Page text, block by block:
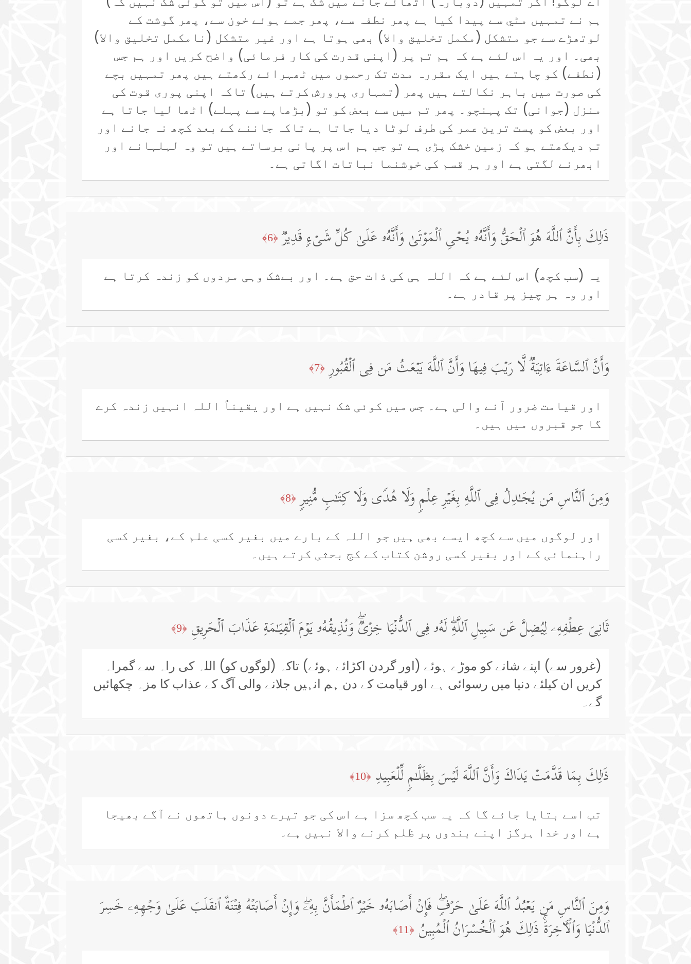
ہم نے تمہیں مٹي سے پیدا کیا ہے پھر نطفہ سے، پھر جمے ہوئے خون سے، پھر گوشت کے
لوتھڑے سے جو متشکل (مکمل تخلیق والا) بھی ہوتا ہے اور غیر متشکل (نامکمل تخلیق والا)
بھی۔ اور یہ اس لئے ہے کہ ہم تم پر (اپنی قدرت کی کار فرمائی) واضح کریں اور ہم جس
(نطفے) کو چاہتے ہیں ایک مقررہ مدت تک رحموں میں ٹھہرائے رکھتے ہیں پھر تمہیں بچے
کی صورت میں باہر نکالتے ہیں پھر (تمہاری پرورش کرتے ہیں) تاکہ اپنی پوری قوت کی
منزل (جوانی) تک پہنچو۔ پھر تم میں سے بعض کو تو (بڑھاپے سے پہلے) اٹھا لیا جاتا ہے
اور بعض کو پست ترین عمر کی طرف لوٹا دیا جاتا ہے تاکہ جاننے کے بعد کچھ نہ جانے اور
تم دیکھتے ہو کہ زمین خشک پڑی ہے تو جب ہم اس پر پانی برساتے ہیں تو وہ لہلہانے اور
ابھرنے لگتی ہے اور ہر قسم کی خوشنما نباتات اگاتی ہے۔
ذَ ٰ⁠لِكَ بِأَنَّ ٱللَّهَ هُوَ ٱلۡحَقُّ وَأَنَّهُۥ یُحۡیِ ٱلۡمَوۡتَىٰ وَأَنَّهُۥ عَلَىٰ كُلِّ شَیۡءࣲ قَدِیرࣱ ﴿6﴾
یہ (سب کچھ) اس لئے ہے کہ اللہ ہی کی ذات حق ہے۔ اور بےشک وہی مردوں کو زندہ کرتا ہے
اور وہ ہر چیز پر قادر ہے۔
وَأَنَّ ٱلسَّاعَةَ ءَاتِیَةࣱ لَّا رَیۡبَ فِیهَا وَأَنَّ ٱللَّهَ یَبۡعَثُ مَن فِی ٱلۡقُبُورِ ﴿7﴾
اور قیامت ضرور آنے والی ہے۔ جس میں کوئی شک نہیں ہے اور یقیناً اللہ انہیں زندہ کرے
گا جو قبروں میں ہیں۔
وَمِنَ ٱلنَّاسِ مَن یُجَـٰدِلُ فِی ٱللَّهِ بِغَیۡرِ عِلۡمࣲ وَلَا هُدࣰى وَلَا كِتَـٰبࣲ مُّنِیرࣲ ﴿8﴾
اور لوگوں میں سے کچھ ایسے بھی ہیں جو اللہ کے بارے میں بغیر کسی علم کے، بغیر کسی
راہنمائی کے اور بغیر کسی روشن کتاب کے کج بحثی کرتے ہیں۔
ثَانِیَ عِطۡفِهِۦ لِیُضِلَّ عَن سَبِیلِ ٱللَّهِۖ لَهُۥ فِی ٱلدُّنۡیَا خِزۡیࣱۖ وَنُذِیقُهُۥ یَوۡمَ ٱلۡقِیَـٰمَةِ عَذَابَ ٱلۡحَرِیقِ ﴿9﴾
(غرور سے) اپنے شانے کو موڑے ہوئے (اور گردن اکڑائے ہوئے) تاکہ (لوگوں کو) اللہ کی راہ سے گمراہ
کریں ان کیلئے دنیا میں رسوائی ہے اور قیامت کے دن ہم انہیں جلانے والی آگ کے عذاب کا مزہ چکھائیں
گے۔
ذَ ٰ⁠لِكَ بِمَا قَدَّمَتۡ یَدَاكَ وَأَنَّ ٱللَّهَ لَیۡسَ بِظَلَّـٰمࣲ لِّلۡعَبِیدِ ﴿10﴾
تب اسے بتایا جائے گا کہ یہ سب کچھ سزا ہے اس کی جو تیرے دونوں ہاتھوں نے آگے بھیجا
ہے اور خدا ہرگز اپنے بندوں پر ظلم کرنے والا نہیں ہے۔
وَمِنَ ٱلنَّاسِ مَن یَعۡبُدُ ٱللَّهَ عَلَىٰ حَرۡفࣲۖ فَإِنۡ أَصَابَهُۥ خَیۡرٌ ٱطۡمَأَنَّ بِهِۦۖ وَإِنۡ أَصَابَتۡهُ فِتۡنَةٌ ٱنقَلَبَ عَلَىٰ وَجۡهِهِۦ خَسِرَ
ٱلدُّنۡیَا وَٱلۡـَٔاخِرَةَۚ ذَ ٰ⁠لِكَ هُوَ ٱلۡخُسۡرَانُ ٱلۡمُبِینُ ﴿11﴾